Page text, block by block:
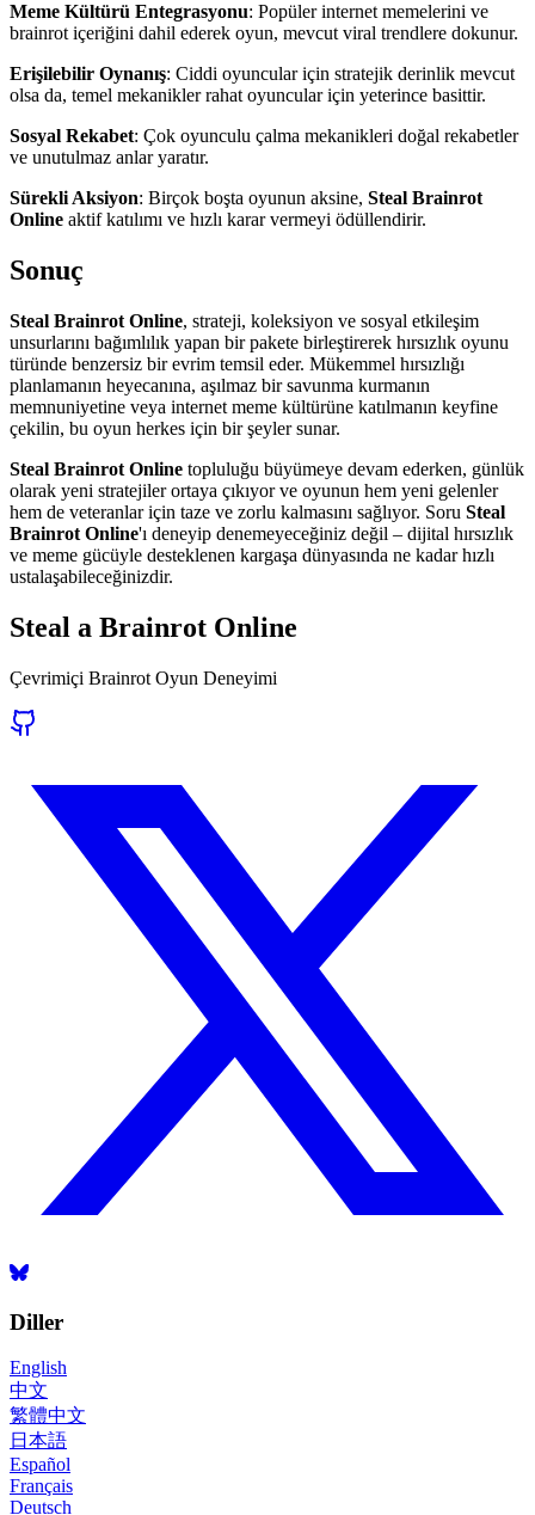
Meme Kültürü Entegrasyonu: Popüler internet memelerini ve
brainrot içeriğini dahil ederek oyun, mevcut viral trendlere dokunur.
Erişilebilir Oynanış: Ciddi oyuncular için stratejik derinlik mevcut
olsa da, temel mekanikler rahat oyuncular için yeterince basittir.
Sosyal Rekabet: Çok oyunculu çalma mekanikleri doğal rekabetler
ve unutulmaz anlar yaratır.
Sürekli Aksiyon: Birçok boşta oyunun aksine, Steal Brainrot
Online aktif katılımı ve hızlı karar vermeyi ödüllendirir.
Sonuç
Steal Brainrot Online, strateji, koleksiyon ve sosyal etkileşim
unsurlarını bağımlılık yapan bir pakete birleştirerek hırsızlık oyunu
türünde benzersiz bir evrim temsil eder. Mükemmel hırsızlığı
planlamanın heyecanına, aşılmaz bir savunma kurmanın
memnuniyetine veya internet meme kültürüne katılmanın keyfine
çekilin, bu oyun herkes için bir şeyler sunar.
Steal Brainrot Online topluluğu büyümeye devam ederken, günlük
olarak yeni stratejiler ortaya çıkıyor ve oyunun hem yeni gelenler
hem de veteranlar için taze ve zorlu kalmasını sağlıyor. Soru Steal
Brainrot Online'ı deneyip denemeyeceğiniz değil – dijital hırsızlık
ve meme gücüyle desteklenen kargaşa dünyasında ne kadar hızlı
ustalaşabileceğinizdir.
Steal a Brainrot Online
Çevrimiçi Brainrot Oyun Deneyimi
Diller
English
中文
繁體中文
日本語
Español
Français
Deutsch